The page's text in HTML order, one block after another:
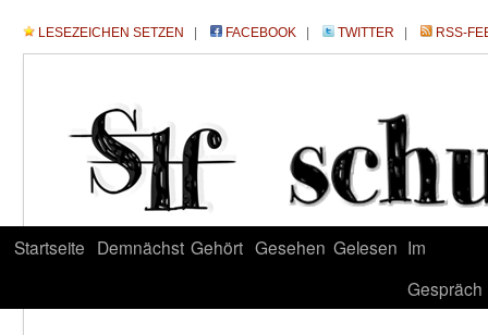
LESEZEICHEN SETZEN FACEBOOK TWITTER RSS-
Startseite Demnächst Gehört Gesehen Gelesen Im
Gespräch